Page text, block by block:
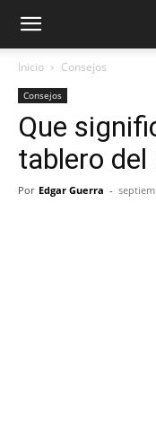
Inicio Consejos
Consejos
Que
tablero del
Por Edgar Guerra -